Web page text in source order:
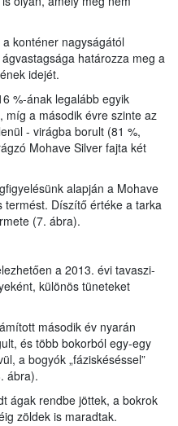
konténer nagyságától
határozza meg a
idejét.
%-ának legalább egyik
míg a második évre szinte az
- virágba borult (81 %,
Mohave Silver fajta két
alapján a Mohave
termést. Díszítő értéke a tarka
(7. ábra).
a 2013. évi tavaszi-
különös tüneteket
második év nyarán
és több bokorból egy-egy
a bogyók „fáziskéséssel”
ábra).
ágak rendbe jöttek, a bokrok
zöldek is maradtak.